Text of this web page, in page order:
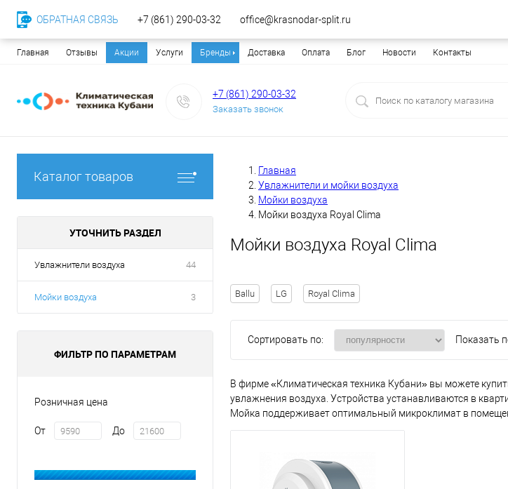
Главная Отзывы Акции Услуги Бренды Доставка Оплата Блог Новости Контакты
+7 (861) 290-03-32
Заказать звонок
Каталог товаров
УТОЧНИТЬ РАЗДЕЛ
Увлажнители воздуха 44
Мойки воздуха 3
ФИЛЬТР ПО ПАРАМЕТРАМ
Розничная цена
От До
Главная
Увлажнители и мойки воздуха
Мойки воздуха
Мойки воздуха Royal Clima
Мойки воздуха Royal Clima
Ballu LG Royal Clima
Сортировать по: Показать
В фирме «Климатическая техника Кубани» вы можете
увлажнения воздуха. Устройства устанавливаются в
Мойка поддерживает оптимальный микроклимат в
ОБРАТНАЯ СВЯЗЬ +7 (861) 290-03-32 office@krasnodar-split.ru